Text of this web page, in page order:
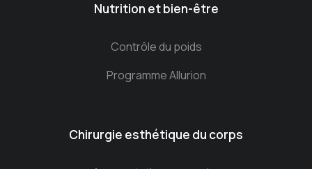
Nutrition et bien-être
Contrôle du poids
Programme Allurion
Chirurgie esthétique du corps